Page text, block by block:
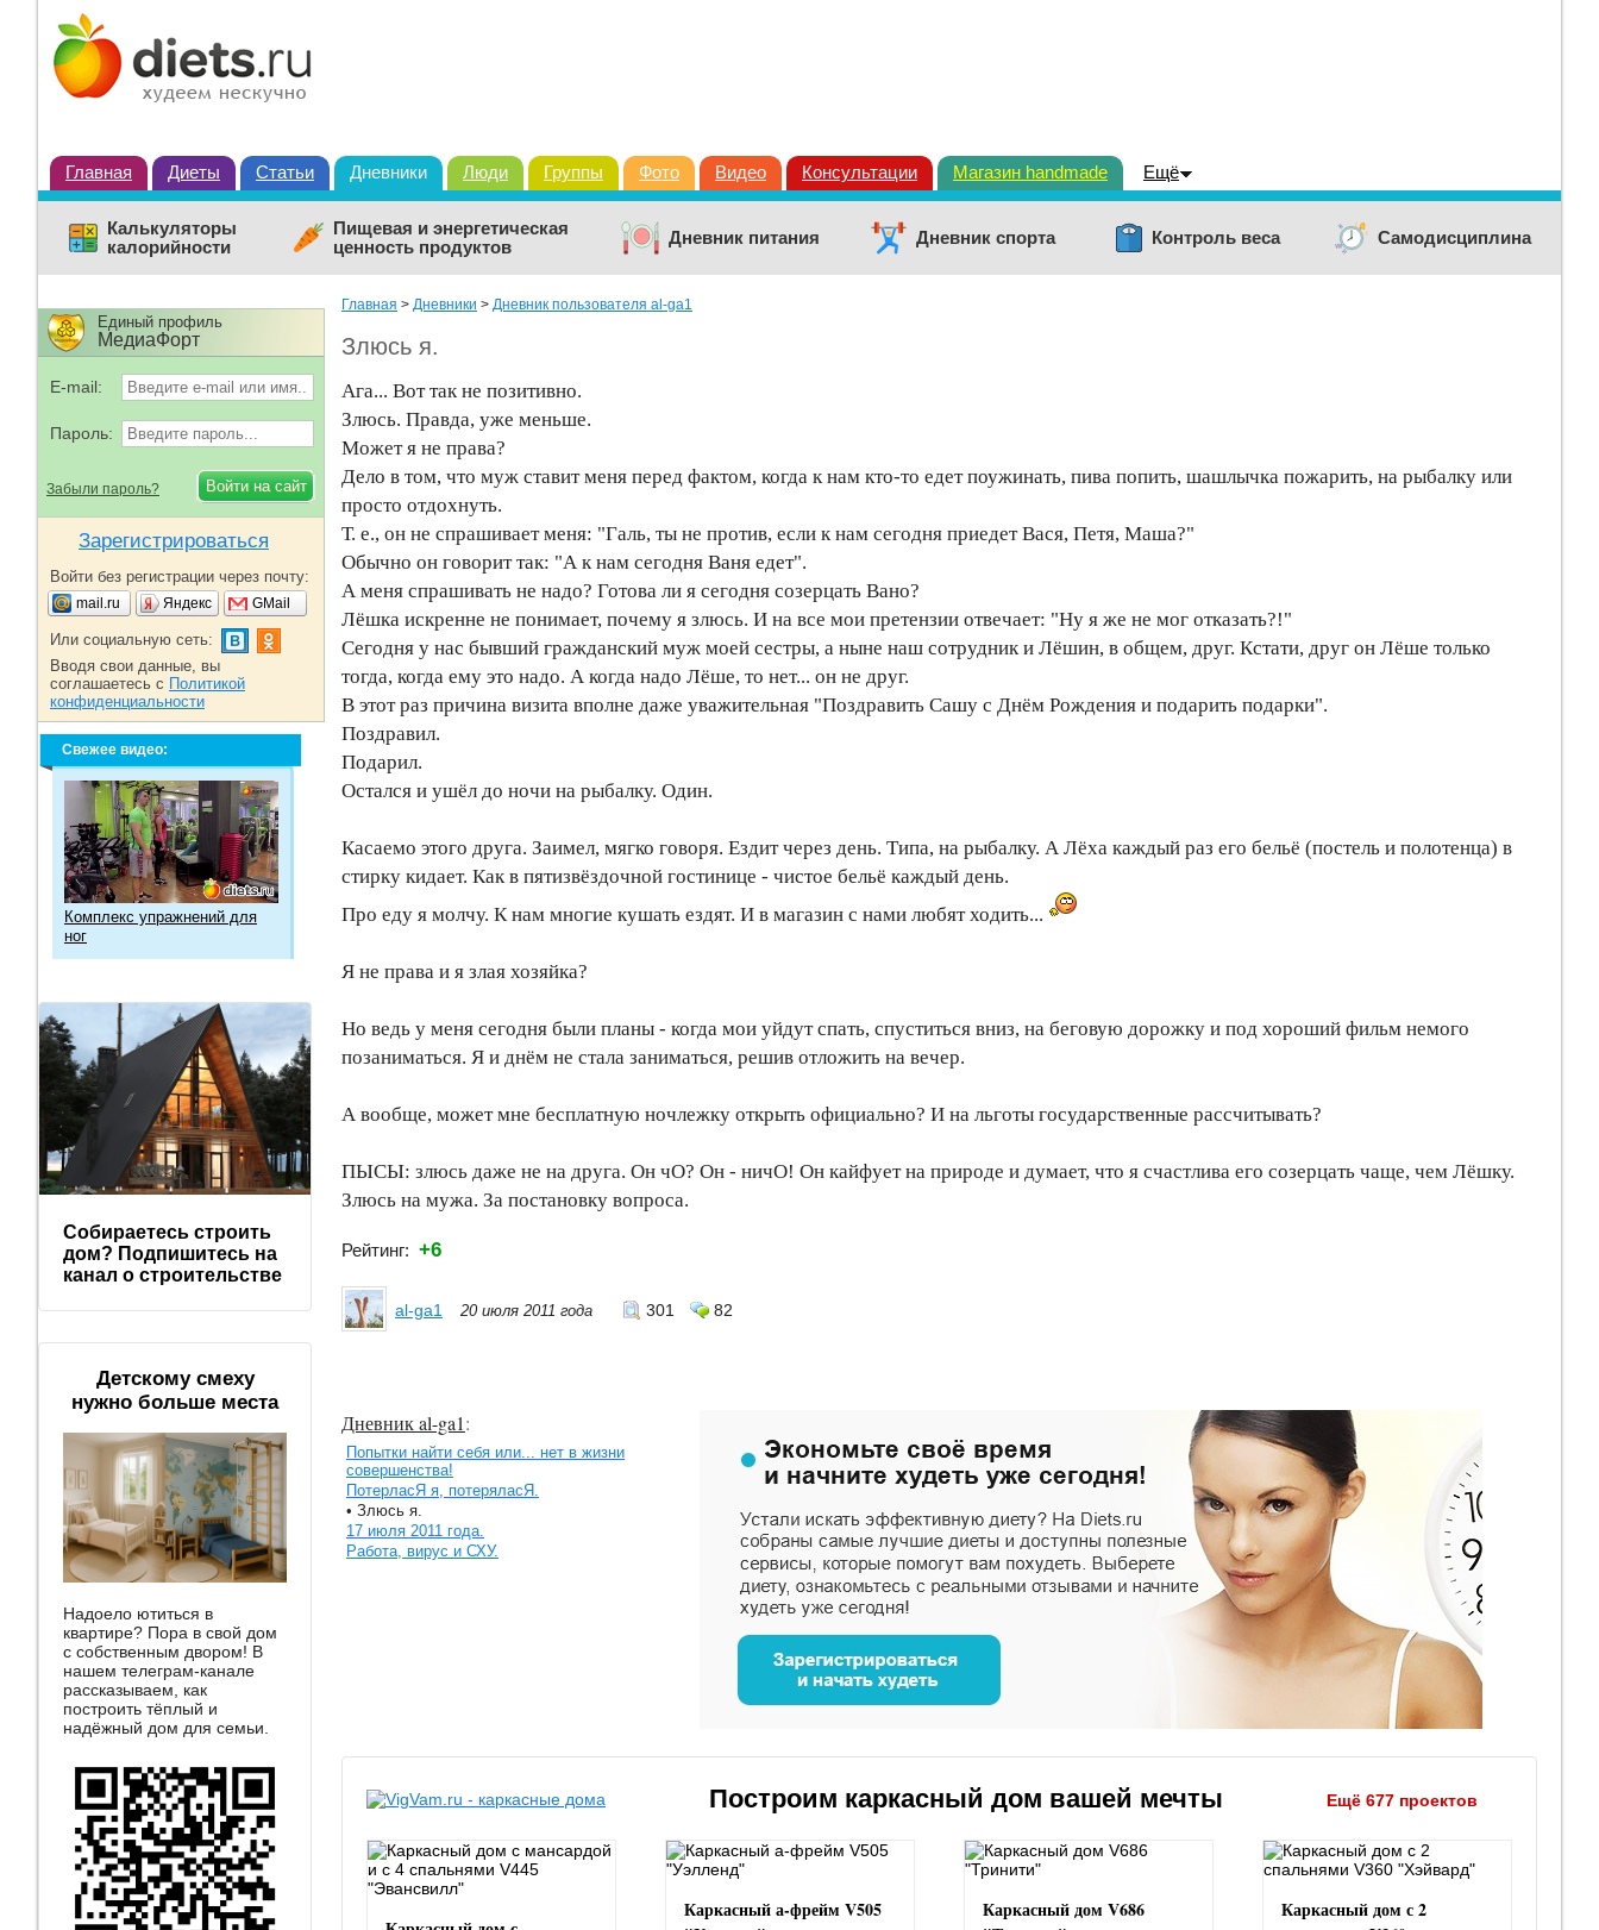
Главная Диеты Статьи Дневники Люди Группы Фото Видео Консультации Магазин handmade Ещё
Калькуляторы
калорийности
Пищевая и энергетическая
ценность продуктов
Дневник питания Дневник спорта Контроль веса Самодисциплина
Главная > Дневники > Дневник пользователя al-ga1
Злюсь я.
Ага... Вот так не позитивно.
Злюсь. Правда, уже меньше.
Может я не права?
Дело в том, что муж ставит меня перед фактом, когда к нам кто-то едет поужинать, пива попить, шашлычка пожарить, на рыбалку или
просто отдохнуть.
Т. е., он не спрашивает меня: "Галь, ты не против, если к нам сегодня приедет Вася, Петя, Маша?"
Обычно он говорит так: "А к нам сегодня Ваня едет".
А меня спрашивать не надо? Готова ли я сегодня созерцать Вано?
Лёшка искренне не понимает, почему я злюсь. И на все мои претензии отвечает: "Ну я же не мог отказать?!"
Сегодня у нас бывший гражданский муж моей сестры, а ныне наш сотрудник и Лёшин, в общем, друг. Кстати, друг он Лёше только
тогда, когда ему это надо. А когда надо Лёше, то нет... он не друг.
В этот раз причина визита вполне даже уважительная "Поздравить Сашу с Днём Рождения и подарить подарки".
Поздравил.
Подарил.
Остался и ушёл до ночи на рыбалку. Один.
Касаемо этого друга. Заимел, мягко говоря. Ездит через день. Типа, на рыбалку. А Лёха каждый раз его бельё (постель и полотенца) в
стирку кидает. Как в пятизвёздочной гостинице - чистое бельё каждый день.
Про еду я молчу. К нам многие кушать ездят. И в магазин с нами любят ходить...
Я не права и я злая хозяйка?
Но ведь у меня сегодня были планы - когда мои уйдут спать, спуститься вниз, на беговую дорожку и под хороший фильм немого
позаниматься. Я и днём не стала заниматься, решив отложить на вечер.
А вообще, может мне бесплатную ночлежку открыть официально? И на льготы государственные рассчитывать?
ПЫСЫ: злюсь даже не на друга. Он чО? Он - ничО! Он кайфует на природе и думает, что я счастлива его созерцать чаще, чем Лёшку.
Злюсь на мужа. За постановку вопроса.
Рейтинг: +6
al-ga1 20 июля 2011 года 301 82
Дневник al-ga1:
Попытки найти себя или... нет в жизни
совершенства!
ПотерласЯ я, потеряласЯ.
• Злюсь я.
17 июля 2011 года.
Работа, вирус и СХУ.
Построим каркасный дом вашей мечты Ещё 677 проектов
Каркасный а-фрейм V505
Каркасный дом V686
Каркасный дом с 2
Единый профиль
МедиаФорт
E-mail:
Пароль:
Забыли пароль?
Зарегистрироваться
Войти без регистрации через почту:
mail.ru Яндекс GMail
Или социальную сеть:
Вводя свои данные, вы
соглашаетесь с Политикой
конфиденциальности
Свежее видео:
Комплекс упражнений для
ног
Собираетесь строить
дом? Подпишитесь на
канал о строительстве
Детскому смеху
нужно больше места
Надоело ютиться в
квартире? Пора в свой дом
с собственным двором! В
нашем телеграм-канале
рассказываем, как
построить тёплый и
надёжный дом для семьи.